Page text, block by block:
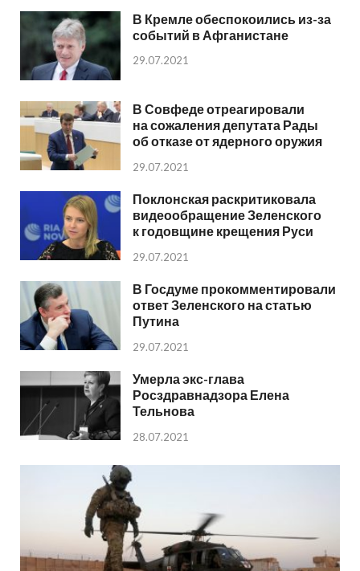
В Кремле обеспокоились из-за
событий в Афганистане
29.07.2021
В Совфеде отреагировали
на сожаления депутата Рады
об отказе от ядерного оружия
29.07.2021
Поклонская раскритиковала
видеообращение Зеленского
к годовщине крещения Руси
29.07.2021
В Госдуме прокомментировали
ответ Зеленского на статью
Путина
29.07.2021
Умерла экс-глава
Росздравнадзора Елена
Тельнова
28.07.2021